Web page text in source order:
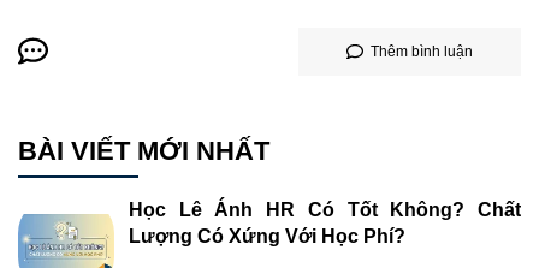
Thêm bình luận
BÀI VIẾT MỚI NHẤT
Học Lê Ánh HR Có Tốt Không? Chất
Lượng Có Xứng Với Học Phí?